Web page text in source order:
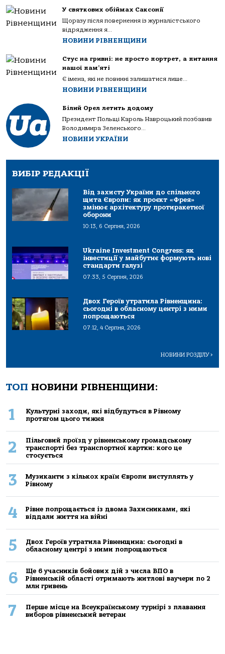
У святкових обіймах Саксонії
Щоразу після повернення із журналістського
відрядження я...
НОВИНИ РІВНЕНЩИНИ
Стус на гривні: не просто портрет, а питання
нашої пам’яті
Є імена, які не повинні залишатися лише...
НОВИНИ РІВНЕНЩИНИ
Білий Орел летить додому
Президент Польщі Кароль Навроцький позбавив
Володимира Зеленського...
НОВИНИ УКРАЇНИ
ВИБІР РЕДАКЦІЇ
Від захисту України до спільного
щита Європи: як проєкт «Фрея»
змінює архітектуру протиракетної
оборони
10:13, 6 Серпня, 2026
Ukraine Investment Congress: як
інвестиції у майбутнє формують нові
стандарти галузі
07:33, 5 Серпня, 2026
Двох Героїв утратила Рівненщина:
сьогодні в обласному центрі з ними
попрощаються
07:12, 4 Серпня, 2026
НОВИНИ РОЗДІЛУ>
ТОП НОВИНИ РІВНЕНЩИНИ:
1
Культурні заходи, які відбудуться в Рівному
протягом цього тижня
2
Пільговий проїзд у рівненському громадському
транспорті без транспортної картки: кого це
стосується
3
Музиканти з кількох країн Європи виступлять у
Рівному
4
Рівне попрощається із двома Захисниками, які
віддали життя на війні
5
Двох Героїв утратила Рівненщина: сьогодні в
обласному центрі з ними попрощаються
6
Ще 6 учасників бойових дій з числа ВПО в
Рівненській області отримають житлові ваучери по 2
млн гривень
7
Перше місце на Всеукраїнському турнірі з плавання
виборов рівненський ветеран